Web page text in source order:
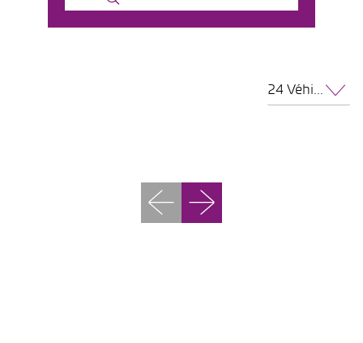
24 Véhicules par page